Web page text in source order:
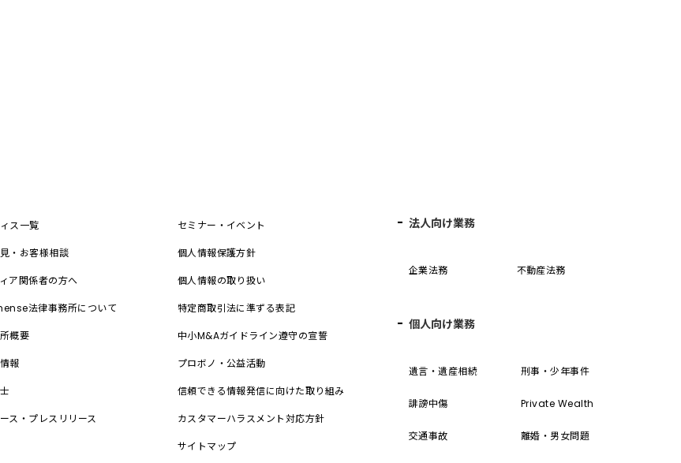
ス一覧
・お客様相談
ア関係者の方へ
法律事務所について
概要
報
ス・プレスリリース
セミナー・イベント
個人情報保護方針
個人情報の取り扱い
特定商取引法に準ずる表記
中小M&Aガイドライン遵守の宣誓
プロボノ・公益活動
信頼できる情報発信に向けた取り組み
カスタマーハラスメント対応方針
サイトマップ
法人向け業務
企業法務 不動産法務
個人向け業務
遺言・遺産相続 刑事・少年事件
誹謗中傷 Private Wealth
交通事故 離婚・男女問題